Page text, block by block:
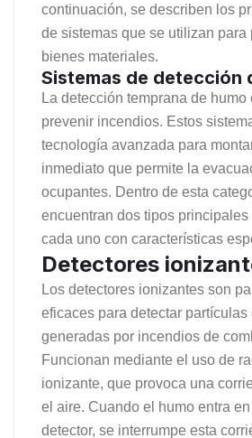
continuación, se describen los
de sistemas que se utilizan para
bienes materiales.
Sistemas de detección
La detección temprana de humo
prevenir incendios. Estos
tecnología avanzada para
inmediato que permite la
ocupantes. Dentro de esta
encuentran dos tipos principales
cada uno con características
Detectores
Los detectores ionizantes son
eficaces para detectar partículas
generadas por incendios de
Funcionan mediante el uso de
ionizante, que provoca una
el aire. Cuando el humo entra en
detector, se interrumpe esta